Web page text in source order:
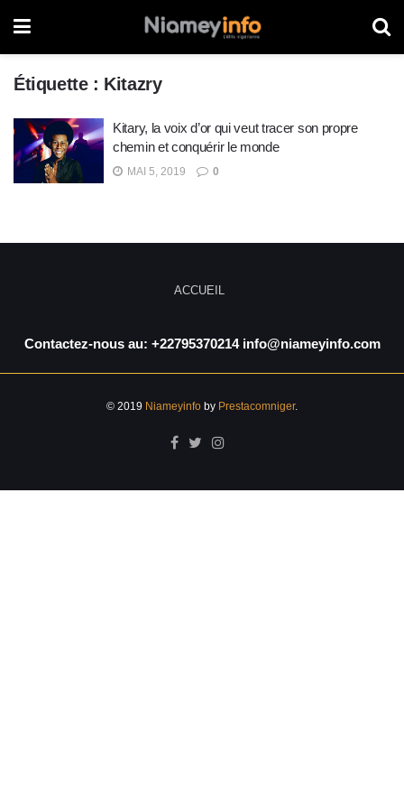
Étiquette : Kitazry
Kitary, la voix d’or qui veut tracer son propre
chemin et conquérir le monde
MAI 5, 2019 0
ACCUEIL
Contactez-nous au: +22795370214 info@niameyinfo.com
© 2019 Niameyinfo by Prestacomniger.